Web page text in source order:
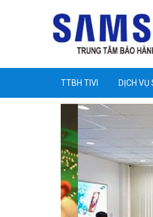
TTBH TIVI DỊCH